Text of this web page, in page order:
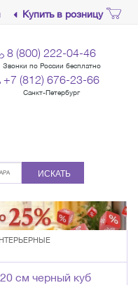
Купить в розницу
8 (800) 222-04-46
Звонки по России бесплатно
+7 (812) 676-23-66
Санкт-Петербург
ИСКАТЬ
см черный куб